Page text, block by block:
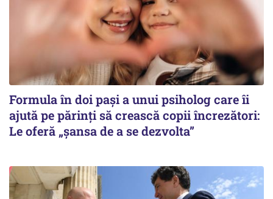
Formula în doi pași a unui psiholog care îi
ajută pe părinți să crească copii încrezători:
Le oferă „șansa de a se dezvolta”